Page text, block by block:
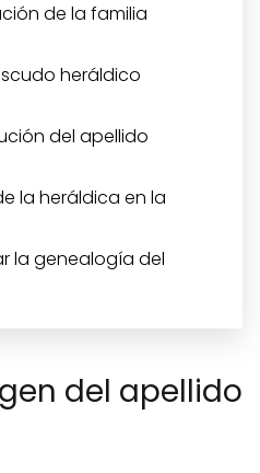
de la familia
heráldico
del apellido
la heráldica en la
la genealogía del
del apellido